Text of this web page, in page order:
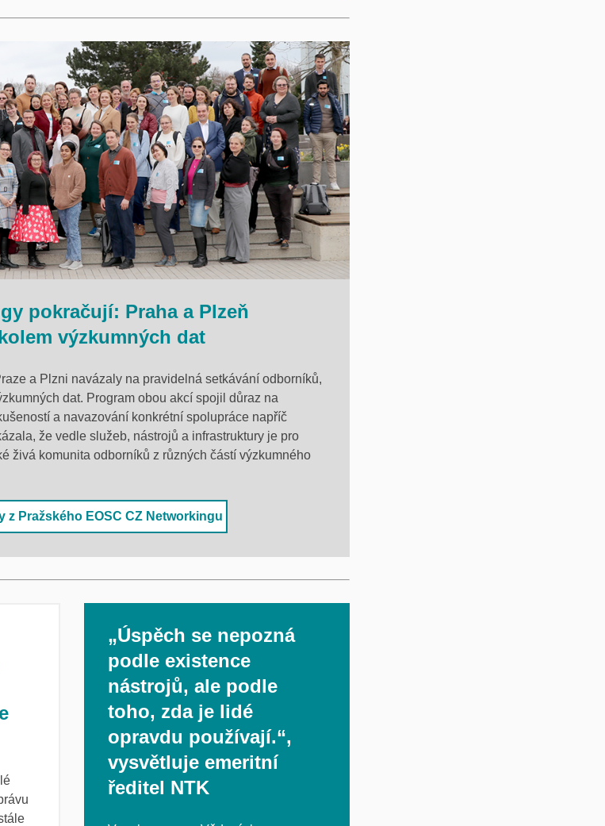
pokračují: Praha a Plzeň
výzkumných dat
a Plzni navázaly na pravidelná setkávání odborníků,
dat. Program obou akcí spojil důraz na
a navazování konkrétní spolupráce napříč
že vedle služeb, nástrojů a infrastruktury je pro
živá komunita odborníků z různých částí výzkumného
z Pražského EOSC CZ Networkingu
„Úspěch se nepozná
podle existence
nástrojů, ale podle
toho, zda je lidé
opravdu používají.“,
vysvětluje emeritní
ředitel NTK